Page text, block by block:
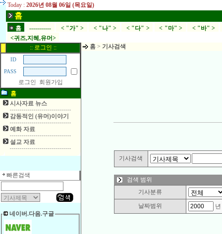
Today : 2026년 08월 06일 (목요일)
홈
홈 ----------- < "가" > < "나" > < "다" > < "마" > < "바" >
<귀즈,지혜,유머>
:: 로그인 ::
ID
PASS
로그인
회원가입
홈
시사자료 뉴스
감동적인 (유머)이야기
예화 자료
설교 자료
빠른검색
네이버.다음.구글
홈 > 기사검색
기사검색
검색 범위
기사분류
날짜범위